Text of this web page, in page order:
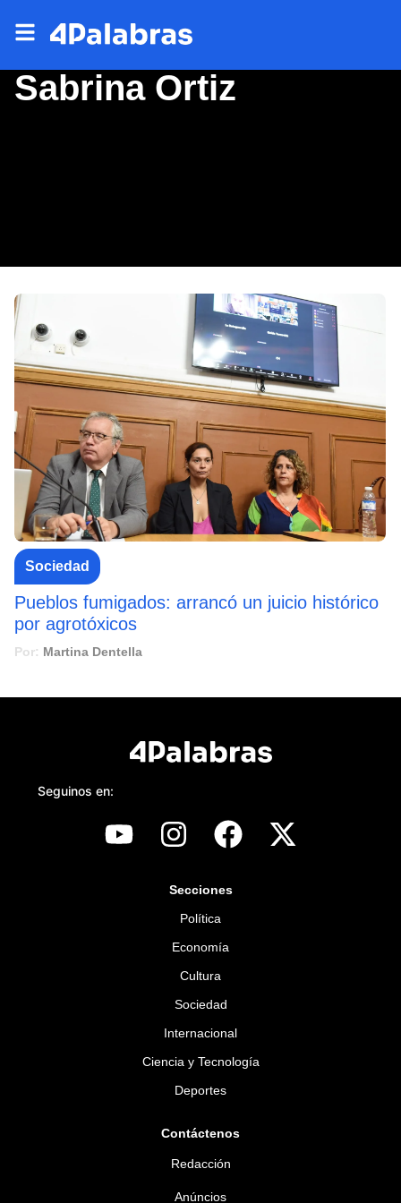
Sabrina Ortiz
Sociedad
Pueblos fumigados: arrancó un juicio histórico
por agrotóxicos
Por: Martina Dentella
Seguinos en:
Secciones
Política
Economía
Cultura
Sociedad
Internacional
Ciencia y Tecnología
Deportes
Contáctenos
Redacción
Anúncios